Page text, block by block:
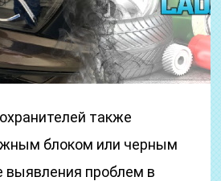
также
блоком или черным
выявления проблем в